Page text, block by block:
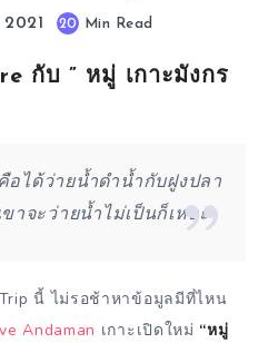
20 Min Read
กับ ” หมู่ เกาะมังกร
อได้ว่ายน้ำดำน้ำกับฝูงปลา
าจะว่ายน้ำไม่เป็นก็เหอะ
นี้ ไม่รอช้าหาข้อมูลมีที่ไหน
Andaman เกาะเปิดใหม่ “หมู่